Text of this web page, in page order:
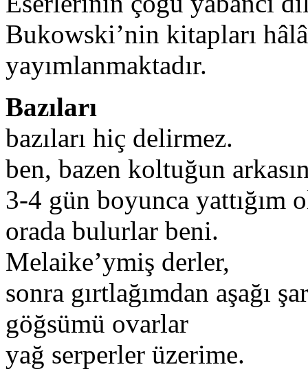
Bukowski’nin kitapları
yayımlanmaktadır.
Bazıları
bazıları hiç delirmez.
ben, bazen koltuğun
3-4 gün boyunca yattığım
orada bulurlar beni.
Melaike’ymiş derler,
sonra gırtlağımdan aşağı
göğsümü ovarlar
yağ serperler üzerime.